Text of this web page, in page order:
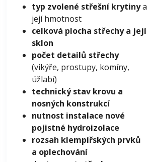
typ zvolené střešní krytinya
její hmotnost
celková plocha střechy a její
sklon
počet detailů střechy
(vikýře, prostupy, komíny,
úžlabí)
technický stav krovu a
nosných konstrukcí
nutnost instalace nové
pojistné hydroizolace
rozsah klempířských prvků
a oplechování